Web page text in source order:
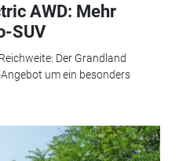
AWD: Mehr
SUV
Der Grandland
um ein besonders